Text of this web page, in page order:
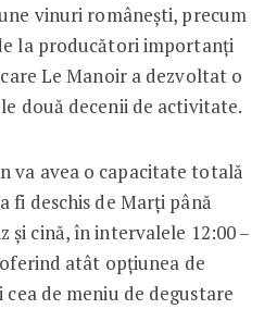
vinuri românești, precum
la producători importanți
Le Manoir a dezvoltat o
două decenii de activitate.
va avea o capacitate totală
fi deschis de Marți până
și cină, în intervalele 12:00 –
oferind atât opțiunea de
de meniu de degustare